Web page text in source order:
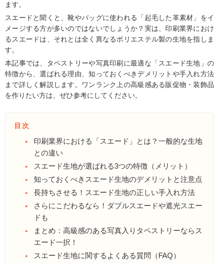
ます。
スエードと聞くと、靴やバッグに使われる「起毛した革素材」をイ
メージする方が多いのではないでしょうか？実は、印刷業界におけ
るスエードは、それとは全く異なるポリエステル製の生地を指しま
す。
本記事では、タペストリーや写真印刷に最適な「スエード生地」の
特徴から、選ばれる理由、知っておくべきデメリットや手入れ方法
まで詳しく解説します。ワンランク上の高級感ある販促物・装飾品
を作りたい方は、ぜひ参考にしてください。
目次
印刷業界における「スエード」とは？一般的な生地
との違い
スエード生地が選ばれる3つの特徴（メリット）
知っておくべきスエード生地のデメリットと注意点
長持ちさせる！スエード生地の正しい手入れ方法
さらにこだわるなら！ダブルスエードや遮光スエー
ドも
まとめ：高級感のある写真入りタペストリーならス
エード一択！
スエード生地に関するよくある質問（FAQ）